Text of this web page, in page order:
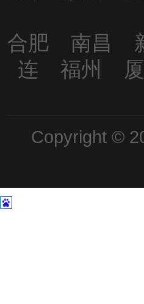
合肥 南昌
连 福州
Copyright ©